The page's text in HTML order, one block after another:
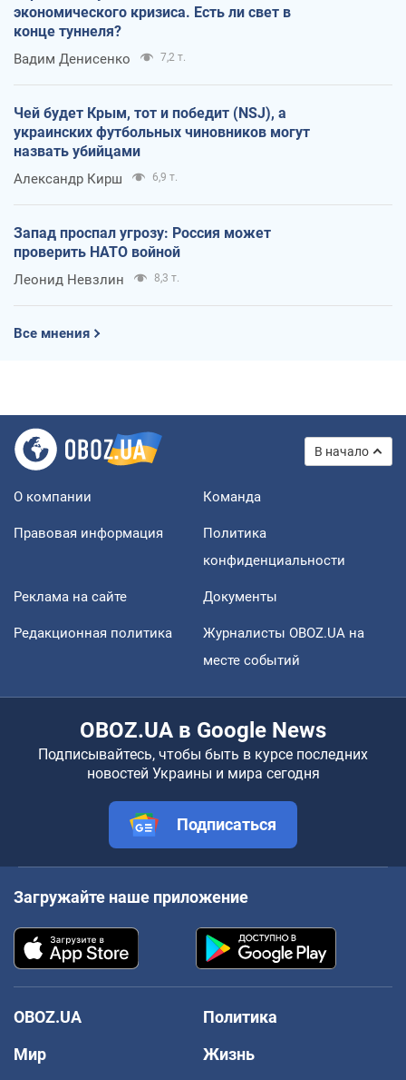
экономического кризиса. Есть ли свет в
конце туннеля?
Вадим Денисенко 7,2 т.
Чей будет Крым, тот и победит (NSJ), а
украинских футбольных чиновников могут
назвать убийцами
Александр Кирш 6,9 т.
Запад проспал угрозу: Россия может
проверить НАТО войной
Леонид Невзлин 8,3 т.
Все мнения
В начало
О компании Команда
Правовая информация
Политика
конфиденциальности
Реклама на сайте Документы
Редакционная политика
Журналисты OBOZ.UA на
месте событий
OBOZ.UA в Google News
Подписывайтесь, чтобы быть в курсе последних
новостей Украины и мира сегодня
Подписаться
Загружайте наше приложение
OBOZ.UA
Политика
Мир
Жизнь